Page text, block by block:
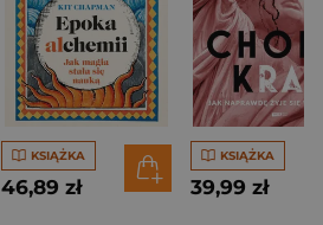
KSIĄŻKA
46,89 zł
KSIĄŻKA
39,99 zł